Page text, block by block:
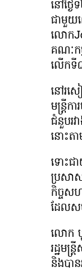
នៅថ្ង
ជាមួយ
លោក
គណៈក
លើកទី
នៅរស
មន្ត្រី
ជំនួបរ
នោះតា
ទោះជា
ប្រសា
កិច្ចស
ដែលស
លោក បូ
រដ្ឋមន្
និងបា